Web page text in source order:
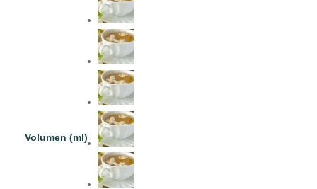
Volumen (ml)